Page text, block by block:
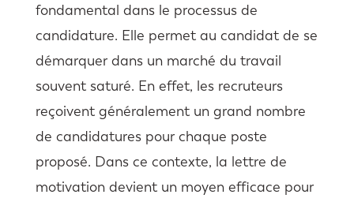
fondamental dans le processus de
candidature. Elle permet au candidat de se
démarquer dans un marché du travail
souvent saturé. En effet, les recruteurs
reçoivent généralement un grand nombre
de candidatures pour chaque poste
proposé. Dans ce contexte, la lettre de
motivation devient un moyen efficace pour